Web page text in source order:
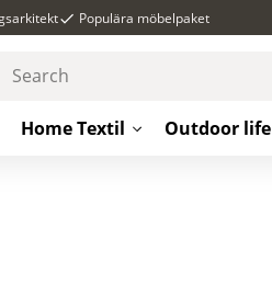
Populära möbelpaket
Home Textil Outdoor life